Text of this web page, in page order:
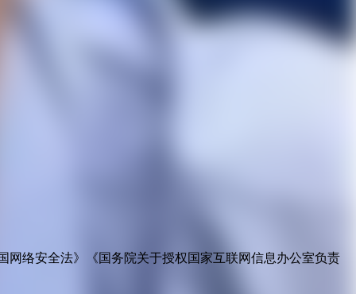
络安全法》《国务院关于授权国家互联网信息办公室负责